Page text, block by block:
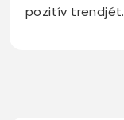
pozitív trendjét.